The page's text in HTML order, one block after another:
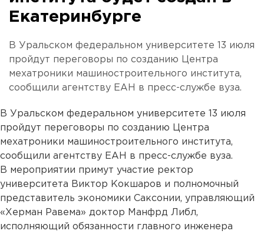
Екатеринбурге
В Уральском федеральном университете 13 июля
пройдут переговоры по созданию Центра
мехатроники машиностроительного института,
сообщили агентству ЕАН в пресс-службе вуза.
В Уральском федеральном университете 13 июля
пройдут переговоры по созданию Центра
мехатроники машиностроительного института,
сообщили агентству ЕАН в пресс-службе вуза.
В мероприятии примут участие ректор
университета Виктор Кокшаров и полномочный
представитель экономики Саксонии, управляющий
«Херман Равема» доктор Манфрд Либл,
исполняющий обязанности главного инженера